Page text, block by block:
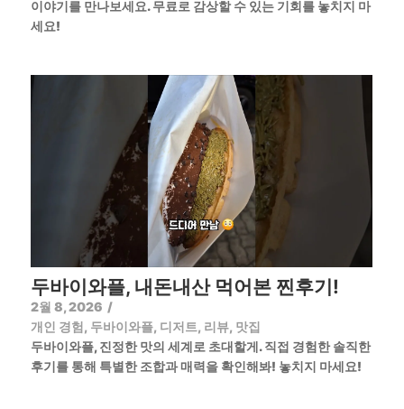
이야기를 만나보세요. 무료로 감상할 수 있는 기회를 놓치지 마
세요!
두바이와플, 내돈내산 먹어본 찐후기!
2월 8, 2026 /
개인 경험, 두바이와플, 디저트, 리뷰, 맛집
두바이와플, 진정한 맛의 세계로 초대할게. 직접 경험한 솔직한
후기를 통해 특별한 조합과 매력을 확인해봐! 놓치지 마세요!